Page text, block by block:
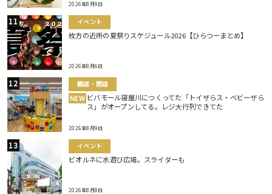
2026年8月9日
イベント
枚方の近所の夏祭りスケジュール2026【ひらつーまとめ】
2026年8月6日
開店・閉店
NEW ビバモール寝屋川につくってた「トイザらス・ベビーザら
ス」がオープンしてる。レジ大行列できてた
2026年8月9日
イベント
ビオルネに水遊び広場。スライダーも
2026年8月8日